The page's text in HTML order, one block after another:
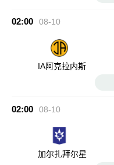
02:00 08-10
IA阿克拉内斯
02:00 08-10
加尔扎拜尔星